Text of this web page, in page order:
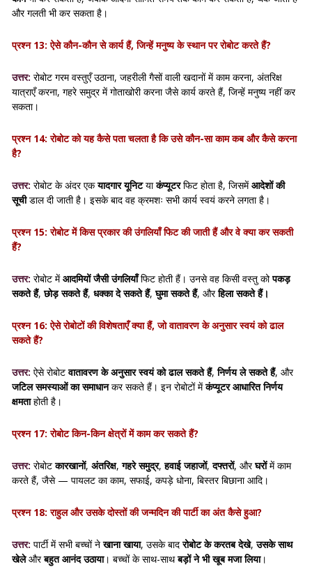
और गलती भी कर सकता है।
प्रश्न 13: ऐसे कौन-कौन से कार्य हैं, जिन्हें मनुष्य के स्थान पर रोबोट करते हैं?
उत्तर: रोबोट गरम वस्तुएँ उठाना, जहरीली गैसों वाली खदानों में काम करना, अंतरिक्ष
यात्राएँ करना, गहरे समुद्र में गोताखोरी करनाजैसे कार्य करते हैं, जिन्हें मनुष्य नहीं कर
सकता।
प्रश्न 14: रोबोट को यह कैसे पता चलता है कि उसे कौन-सा काम कब और कैसे करना
है?
उत्तर: रोबोट के अंदर एकयादगार यूनिटयाकंप्यूटरफिट होता है, जिसमेंआदेशों की
सूचीडाल दी जाती है। इसके बाद वह क्रमशः सभी कार्य स्वयं करने लगता है।
प्रश्न 15: रोबोट में किस प्रकार की उंगलियाँ फिट की जाती हैं और वे क्या कर सकती
हैं?
उत्तर: रोबोट मेंआदमियों जैसी उंगलियाँफिट होती हैं। उनसे वह किसी वस्तु कोपकड़
सकते हैं,छोड़ सकते हैं, धक्का दे सकते हैं,घुमा सकते हैं, औरहिला सकते हैं।
प्रश्न 16: ऐसे रोबोटों की विशेषताएँ क्या हैं, जो वातावरण के अनुसार स्वयं को ढाल
सकते हैं?
उत्तर: ऐसे रोबोटवातावरण के अनुसार स्वयं को ढाल सकते हैं,निर्णय ले सकते हैं, और
जटिल समस्याओं का समाधानकर सकते हैं। इन रोबोटों मेंकंप्यूटर आधारित निर्णय
क्षमताहोती है।
प्रश्न 17: रोबोट किन-किन क्षेत्रों में काम कर सकते हैं?
उत्तर: रोबोटकारखानों, अंतरिक्ष,गहरे समुद्र,हवाई जहाजों,दफ्तरों, औरघरोंमें काम
करते हैं, जैसे — पायलट का काम, सफाई, कपड़े धोना, बिस्तर बिछाना आदि।
प्रश्न 18: राहुल और उसके दोस्तों की जन्मदिन की पार्टी का अंत कैसे हुआ?
उत्तर: पार्टी में सभी बच्चों नेखाना खाया, उसके बादरोबोट के करतब देखे,उसके साथ
खेलेऔरबहुत आनंद उठाया। बच्चों के साथ-साथबड़ों ने भी खूब मजा लिया।